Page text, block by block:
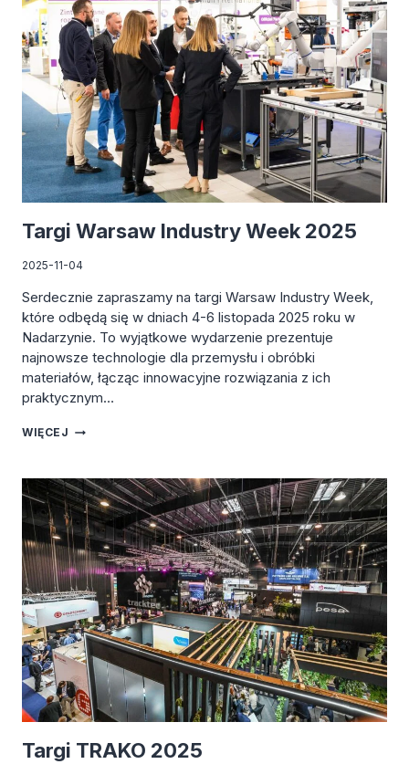
WIELOKOLOROWEJ
Targi Warsaw Industry Week 2025
2025-11-04
Serdecznie zapraszamy na targi Warsaw Industry Week,
które odbędą się w dniach 4-6 listopada 2025 roku w
Nadarzynie. To wyjątkowe wydarzenie prezentuje
najnowsze technologie dla przemysłu i obróbki
materiałów, łącząc innowacyjne rozwiązania z ich
praktycznym…
WIĘCEJ TARGI
WEEK
2025
Targi TRAKO 2025